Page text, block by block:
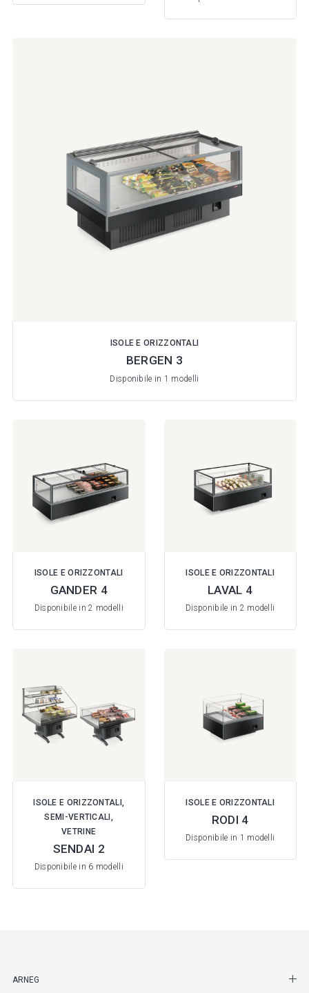
ISOLE E ORIZZONTALI
BERGEN 3
Disponibile in 1 modelli
ISOLE E ORIZZONTALI
GANDER 4
Disponibile in 2 modelli
ISOLE E ORIZZONTALI
LAVAL 4
Disponibile in 2 modelli
ISOLE E ORIZZONTALI,
SEMI-VERTICALI,
VETRINE
SENDAI 2
Disponibile in 6 modelli
ISOLE E ORIZZONTALI
RODI 4
Disponibile in 1 modelli
ARNEG